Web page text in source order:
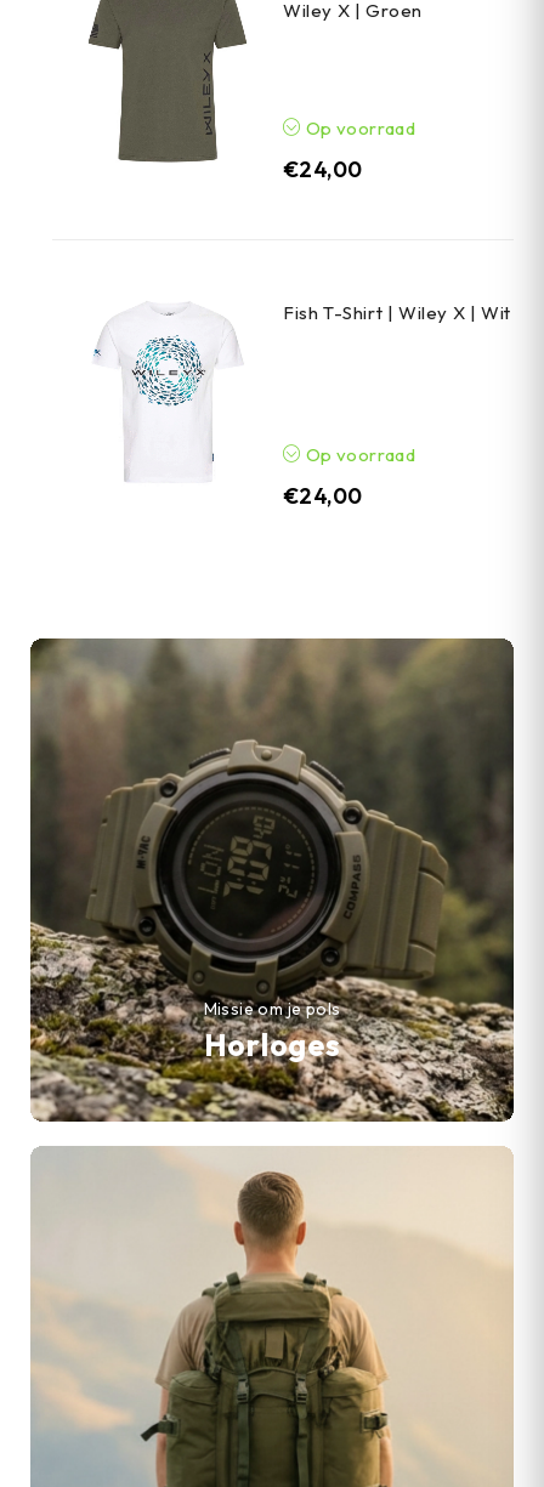
Wiley X | Groen
Op voorraad
€24,00
Fish T-Shirt | Wiley X | Wit
Op voorraad
€24,00
Horloges
Missie om je pols